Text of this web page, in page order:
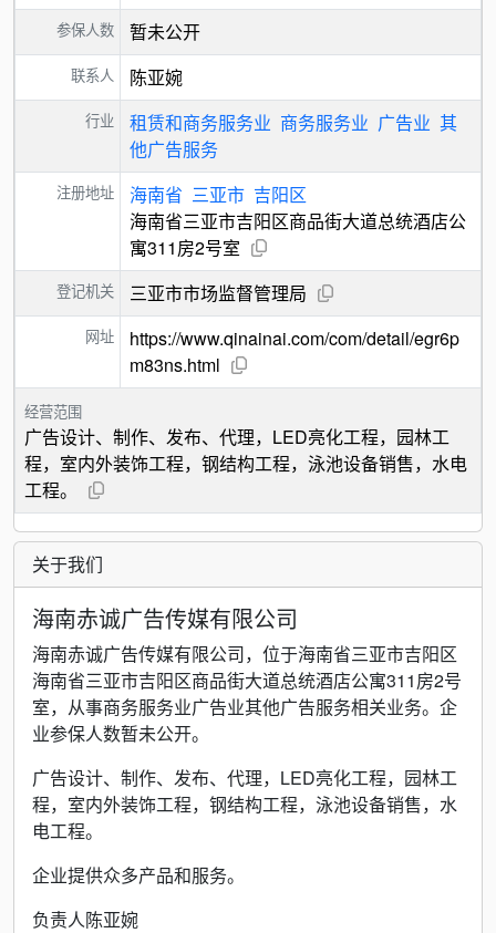
参保人数 暂未公开
联系人 陈亚婉
行业 租赁和商务服务业 商务服务业 广告业 其
他广告服务
注册地址 海南省 三亚市 吉阳区
海南省三亚市吉阳区商品街大道总统酒店公
寓311房2号室
登记机关 三亚市市场监督管理局
网址
https://www.qinainai.com/com/detail/egr6p
m83ns.html
经营范围
广告设计、制作、发布、代理，LED亮化工程，园林工
程，室内外装饰工程，钢结构工程，泳池设备销售，水电
工程。
关于我们
海南赤诚广告传媒有限公司
海南赤诚广告传媒有限公司，位于海南省三亚市吉阳区
海南省三亚市吉阳区商品街大道总统酒店公寓311房2号
室，从事商务服务业广告业其他广告服务相关业务。企
业参保人数暂未公开。
广告设计、制作、发布、代理，LED亮化工程，园林工
程，室内外装饰工程，钢结构工程，泳池设备销售，水
电工程。
企业提供众多产品和服务。
负责人陈亚婉